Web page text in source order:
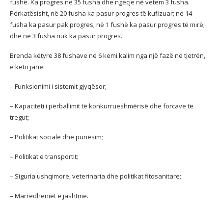
fushë. Ka progres në 35 fusha dhe ngecje në vetëm 3 fusha.
Përkatësisht, në 20 fusha ka pasur progres të kufizuar; në 14
fusha ka pasur pak progres; në 1 fushë ka pasur progres të mirë;
dhe në 3 fusha nuk ka pasur progres.
Brenda këtyre 38 fushave në 6 kemi kalim nga një fazë në tjetrën,
e këto janë:
– Funksionimi i sistemit gjyqësor;
– Kapaciteti i përballimit të konkurrueshmërisë dhe forcave të
tregut;
– Politikat sociale dhe punësim;
– Politikat e transportit;
– Siguria ushqimore, veterinaria dhe politikat fitosanitare;
– Marrëdhëniet e jashtme.